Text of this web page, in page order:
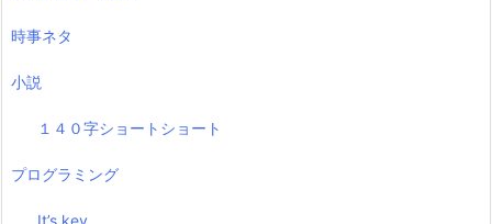
時事ネタ
小説
１４０字ショートショート
プログラミング
It’s key